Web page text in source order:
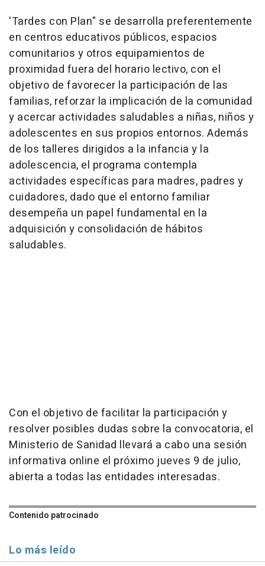
'Tardes con Plan" se desarrolla preferentemente
en centros educativos públicos, espacios
comunitarios y otros equipamientos de
proximidad fuera del horario lectivo, con el
objetivo de favorecer la participación de las
familias, reforzar la implicación de la comunidad
y acercar actividades saludables a niñas, niños y
adolescentes en sus propios entornos. Además
de los talleres dirigidos a la infancia y la
adolescencia, el programa contempla
actividades específicas para madres, padres y
cuidadores, dado que el entorno familiar
desempeña un papel fundamental en la
adquisición y consolidación de hábitos
saludables.
Con el objetivo de facilitar la participación y
resolver posibles dudas sobre la convocatoria, el
Ministerio de Sanidad llevará a cabo una sesión
informativa online el próximo jueves 9 de julio,
abierta a todas las entidades interesadas.
Contenido patrocinado
Lo más leído